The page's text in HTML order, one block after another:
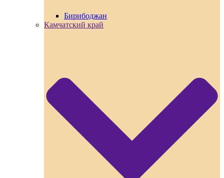
Бирибоджан
Камчатский край